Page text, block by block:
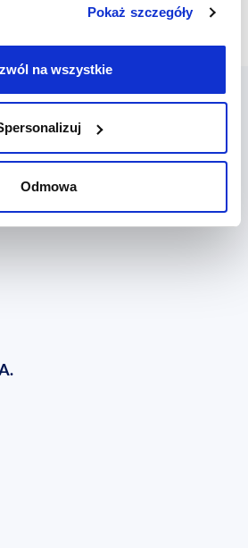
Pokaż szczegóły
na wszystkie
Odmowa
z nami: